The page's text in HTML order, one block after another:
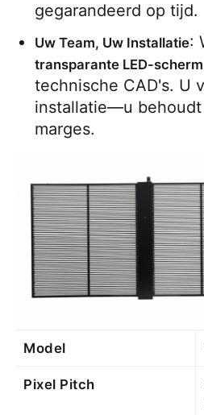
gegarandeerd op tijd.
Uw Team, Uw Installatie
transparante LED-scherm
technische CAD's. U
installatie—u
marges.
Model
Pixel Pitch